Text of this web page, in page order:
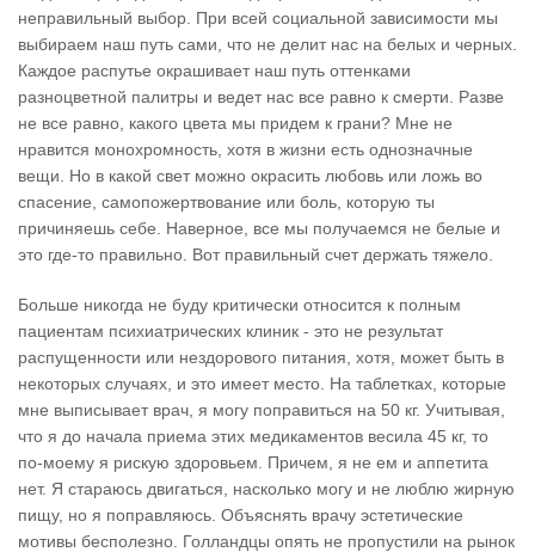
неправильный выбор. При всей социальной зависимости мы
выбираем наш путь сами, что не делит нас на белых и черных.
Каждое распутье окрашивает наш путь оттенками
разноцветной палитры и ведет нас все равно к смерти. Разве
не все равно, какого цвета мы придем к грани? Мне не
нравится монохромность, хотя в жизни есть однозначные
вещи. Но в какой свет можно окрасить любовь или ложь во
спасение, самопожертвование или боль, которую ты
причиняешь себе. Наверное, все мы получаемся не белые и
это где-то правильно. Вот правильный счет держать тяжело.
Больше никогда не буду критически относится к полным
пациентам психиатрических клиник - это не результат
распущенности или нездорового питания, хотя, может быть в
некоторых случаях, и это имеет место. На таблетках, которые
мне выписывает врач, я могу поправиться на 50 кг. Учитывая,
что я до начала приема этих медикаментов весила 45 кг, то
по-моему я рискую здоровьем. Причем, я не ем и аппетита
нет. Я стараюсь двигаться, насколько могу и не люблю жирную
пищу, но я поправляюсь. Объяснять врачу эстетические
мотивы бесполезно. Голландцы опять не пропустили на рынок